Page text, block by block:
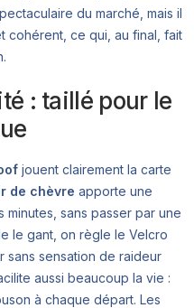
du marché, mais il
cohérent, ce qui, au final, fait
: taillé pour le
jouent clairement la carte
de chèvre apporte une
sans passer par une
le gant, on règle le Velcro
sans sensation de raideur
aussi beaucoup la vie :
à chaque départ. Les